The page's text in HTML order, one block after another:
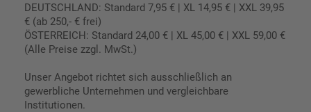
DEUTSCHLAND: Standard 7,95 € | XL 14,95 € | XXL 39,95
€ (ab 250,- € frei)
ÖSTERREICH: Standard 24,00 € | XL 45,00 € | XXL 59,00 €
(Alle Preise zzgl. MwSt.)
Unser Angebot richtet sich ausschließlich an
gewerbliche Unternehmen und vergleichbare
Institutionen.